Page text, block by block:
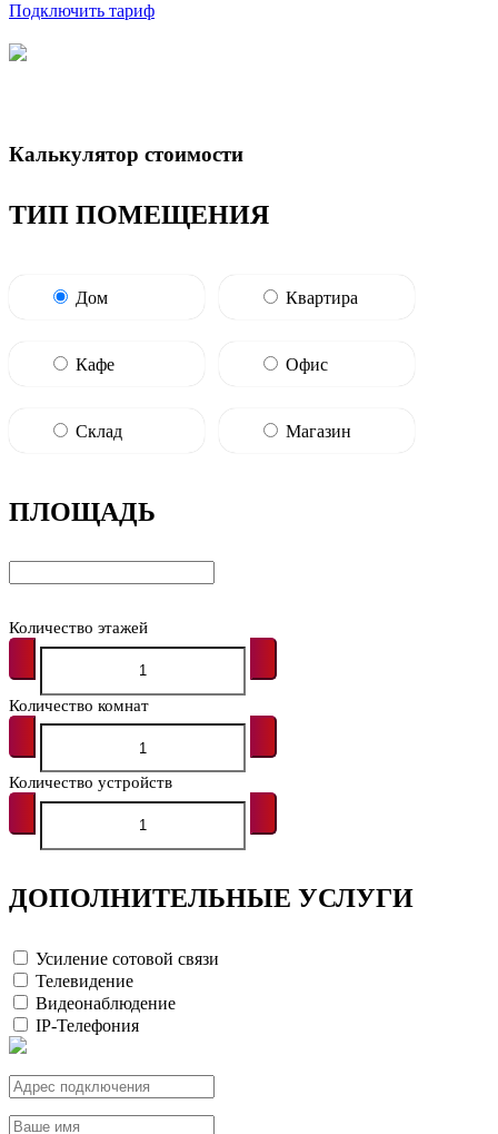
Подключить тариф
Калькулятор стоимости
ТИП ПОМЕЩЕНИЯ
Дом Квартира
Кафе Офис
Склад Магазин
ПЛОЩАДЬ
Количество этажей
Количество комнат
Количество устройств
ДОПОЛНИТЕЛЬНЫЕ УСЛУГИ
Усиление сотовой связи
Телевидение
Видеонаблюдение
IP-Телефония